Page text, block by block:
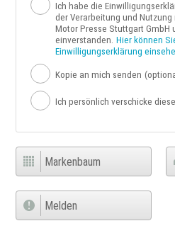
Ich habe die
der Verarbeitung und
Motor Presse Stuttgart GmbH
einverstanden. Hier können
Einwilligungserklärung
Kopie an mich senden
Ich persönlich verschicke diese
Markenbaum
Melden